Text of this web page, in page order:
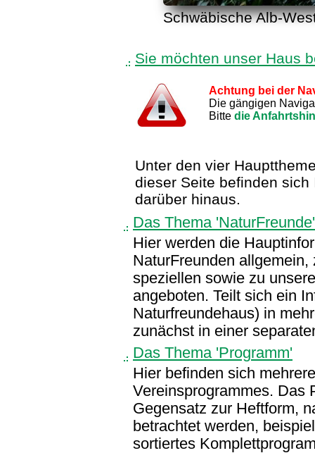
Schwäbische Alb-
Sie möchten unser Haus
Achtung bei der
Die gängigen
Bitte die
Unter den vier
dieser Seite befinden
darüber hinaus.
Das Thema 'NaturFreunde'
Hier werden die
NaturFreunden
speziellen sowie zu
angeboten. Teilt sich ein
Naturfreundehaus) in
zunächst in einer
Das Thema 'Programm'
Hier befinden sich
Vereinsprogrammes. Das
Gegensatz zur Heftform,
betrachtet werden,
sortiertes